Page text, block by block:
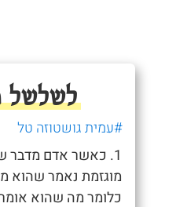
לשלשל
#עמית גושטוזה טל
1. כאשר אדם מדבר
מוגזמת נאמר
כלומר מה שהוא